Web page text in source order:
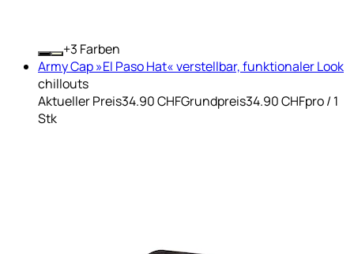
+ Farben
Army Cap »El Paso Hat« verstellbar, funktionaler Look
chillouts
Aktueller Preis34.90 CHFGrundpreis34.90 CHFpro/ 1
Stk